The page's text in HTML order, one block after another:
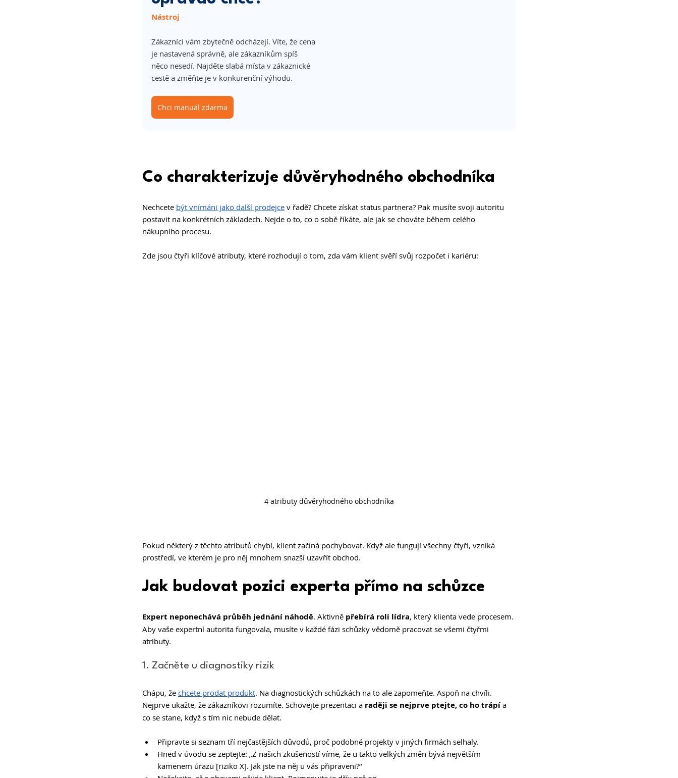
Nástroj
Zákazníci vám zbytečně odcházejí. Víte, že cena
je nastavená správně, ale zákazníkům spíš
něco nesedí. Najděte slabá místa v zákaznické
cestě a změňte je v konkurenční výhodu.
Chci manuál zdarma
Co charakterizuje důvěryhodného obchodníka
Nechcete být vnímáni jako další prodejce v řadě? Chcete získat status partnera? Pak musíte svoji autoritu
postavit na konkrétních základech. Nejde o to, co o sobě říkáte, ale jak se chováte během celého
nákupního procesu.
Zde jsou čtyři klíčové atributy, které rozhodují o tom, zda vám klient svěří svůj rozpočet i kariéru:
4 atributy důvěryhodného obchodníka
Pokud některý z těchto atributů chybí, klient začíná pochybovat. Když ale fungují všechny čtyři, vzniká
prostředí, ve kterém je pro něj mnohem snazší uzavřít obchod.
Jak budovat pozici experta přímo na schůzce
Expert neponechává průběh jednání náhodě. Aktivně přebírá roli lídra, který klienta vede procesem.
Aby vaše expertní autorita fungovala, musíte v každé fázi schůzky vědomě pracovat se všemi čtyřmi
atributy.
1. Začněte u diagnostiky rizik
Chápu, že chcete prodat produkt. Na diagnostických schůzkách na to ale zapomeňte. Aspoň na chvíli.
Nejprve ukažte, že zákazníkovi rozumíte. Schovejte prezentaci a raději se nejprve ptejte, co ho trápí a
co se stane, když s tím nic nebude dělat.
Připravte si seznam tří nejčastějších důvodů, proč podobné projekty v jiných firmách selhaly.
Hned v úvodu se zeptejte: „Z našich zkušeností víme, že u takto velkých změn bývá největším
kamenem úrazu [riziko X]. Jak jste na něj u vás připraveni?“